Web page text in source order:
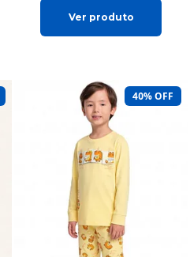
Ver produto
40% OFF